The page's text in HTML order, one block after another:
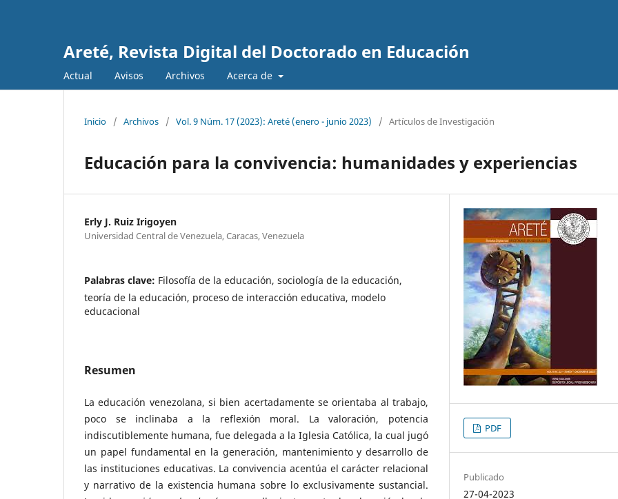
Areté, Revista Digital del Doctorado en Educación
Actual Avisos Archivos Acerca de
Inicio / Archivos / Vol. 9 Núm. 17 (2023): Areté (enero - junio 2023) / Artículos de Investigación
Educación para la convivencia: humanidades y experiencias
Erly J. Ruiz Irigoyen
Universidad Central de Venezuela, Caracas, Venezuela
Palabras clave: Filosofía de la educación, sociología de la educación,
teoría de la educación, proceso de interacción educativa, modelo
educacional
Resumen
La educación venezolana, si bien acertadamente se orientaba al trabajo,
poco se inclinaba a la reflexión moral. La valoración, potencia
indiscutiblemente humana, fue delegada a la Iglesia Católica, la cual jugó
un papel fundamental en la generación, mantenimiento y desarrollo de
las instituciones educativas. La convivencia acentúa el carácter relacional
y narrativo de la existencia humana sobre lo exclusivamente sustancial.
PDF
Publicado
27-04-2023